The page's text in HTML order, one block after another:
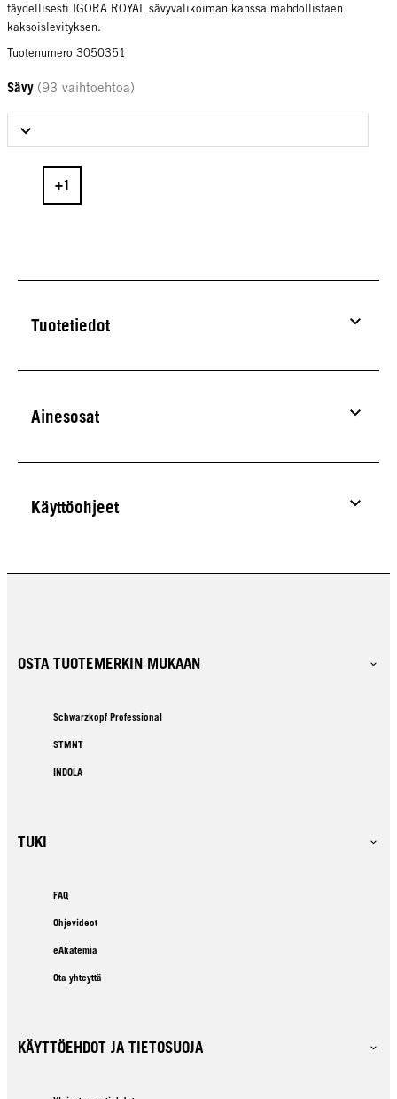
täydellisesti IGORA ROYAL sävyvalikoiman kanssa mahdollistaen
kaksoislevityksen.
Tuotenumero 3050351
Sävy (93 vaihtoehtoa)
Tuotetiedot
Ainesosat
Käyttöohjeet
OSTA TUOTEMERKIN MUKAAN
Schwarzkopf Professional
STMNT
INDOLA
TUKI
FAQ
Ohjevideot
eAkatemia
Ota yhteyttä
KÄYTTÖEHDOT JA TIETOSUOJA